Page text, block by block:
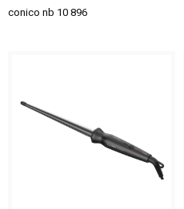
conico nb 10896